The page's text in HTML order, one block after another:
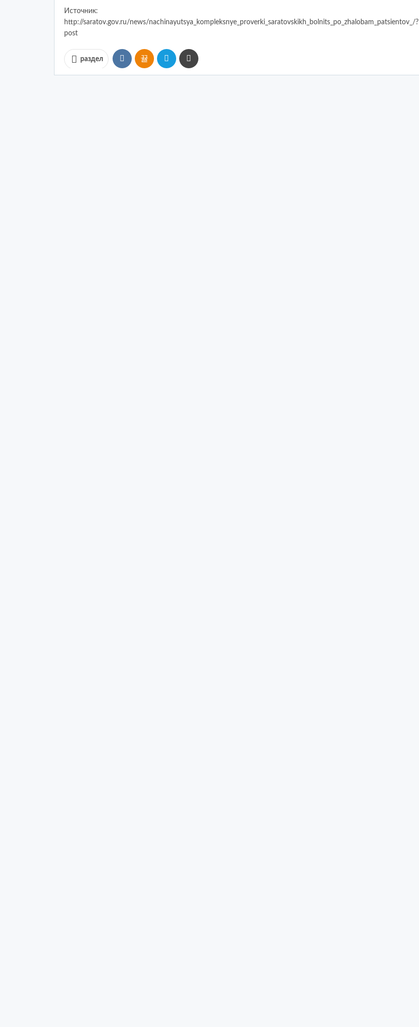
Источник:
http://saratov.gov.ru/news/nachinayutsya_kompleksnye_proverki_saratovskikh_bolnits_po_zhalobam_patsientov_/?
post
раздел